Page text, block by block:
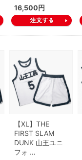
16,500円
【XL】THE
FIRST SLAM
DUNK 山王ユニ
フォ …